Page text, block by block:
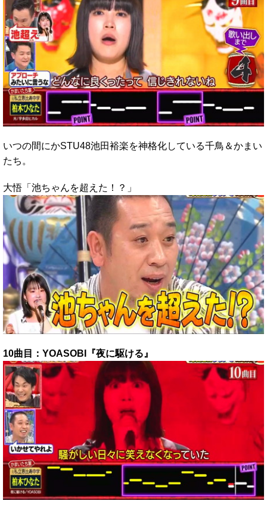
いつの間にかSTU48池田裕楽を神格化している千鳥＆かまい
たち。
大悟「池ちゃんを超えた！？」
10曲目：YOASOBI『夜に駆ける』